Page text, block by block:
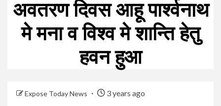
अवतरण दिवस आहू पार्श्वनाथ
मे मना व विश्व मे शान्ति हेतु
हवन हुआ
Expose Today News 3 years ago